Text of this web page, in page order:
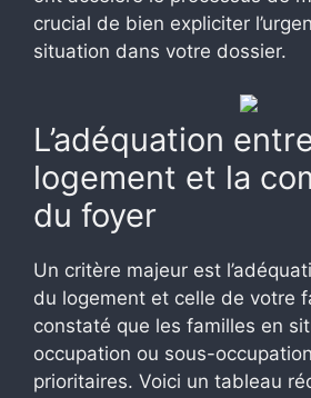
crucial de bien expliciter
situation dans votre dossier.
L’adéquation
logement et la
du foyer
Un critère majeur est
du logement et celle de votre
constaté que les familles en
occupation ou sous-
prioritaires. Voici un tableau